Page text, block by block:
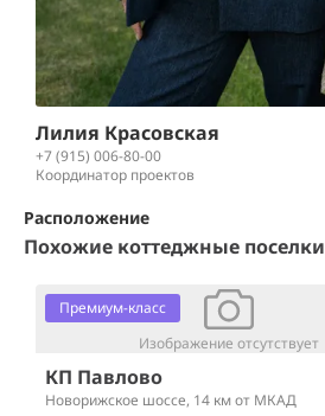
Лилия Красовская
+7 (915) 006-80-00
Координатор проектов
Расположение
Похожие коттеджные поселки
Изображение отсутствует
Премиум-класс
КП Павлово
Новорижское шоссе, 14 км от МКАД